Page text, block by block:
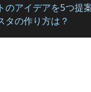
のアイデアを5つ提
タの作り方は？